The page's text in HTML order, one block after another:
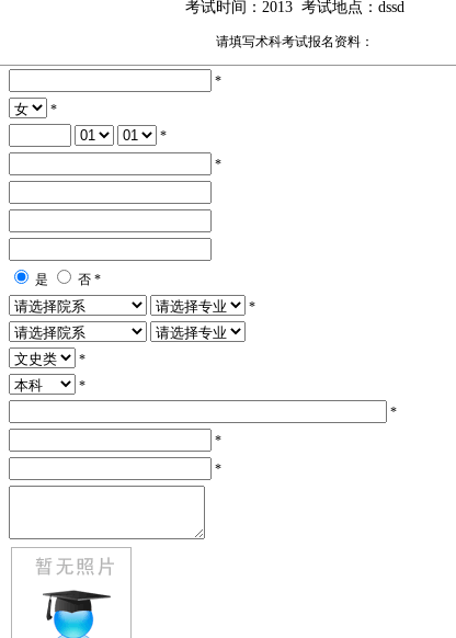
考试时间：2013 考试地点：dssd
请填写术科考试报名资料：
*
*
*
*
是
否 *
*
*
*
*
*
*